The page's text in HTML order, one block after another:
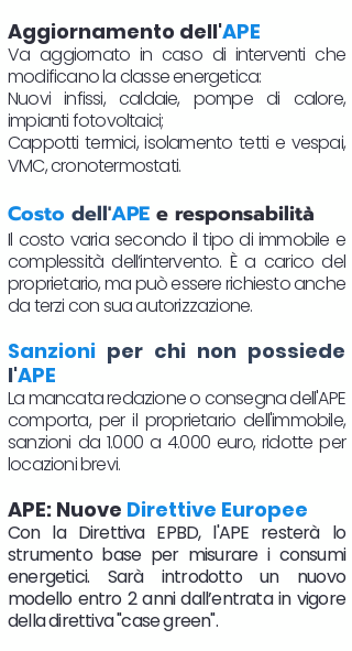
Aggiornamento dell'APE
Va aggiornato in caso di interventi che
modificano la classe energetica:
Nuovi infissi, caldaie, pompe di calore,
impianti fotovoltaici;
Cappotti termici, isolamento tetti e vespai,
VMC, cronotermostati.​
Costo dell'APE e responsabilità
Il costo varia secondo il tipo di immobile e
complessità dell’intervento. È a carico del
proprietario, ma può essere richiesto anche
da terzi con sua autorizzazione.
Sanzioni per chi non possiede
l'APE
La mancata redazione o consegna dell'APE
comporta, per il proprietario dell'immobile,
sanzioni da 1.000 a 4.000 euro, ridotte per
locazioni brevi.
APE: Nuove Direttive Europee
Con la Direttiva EPBD, l'APE resterà lo
strumento base per misurare i consumi
energetici. Sarà introdotto un nuovo
modello entro 2 anni dall’entrata in vigore
della direttiva "case green".